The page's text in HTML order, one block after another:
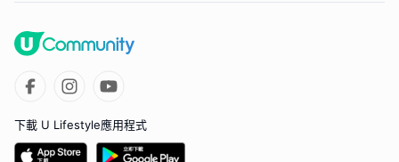
下載 U Lifestyle應用程式